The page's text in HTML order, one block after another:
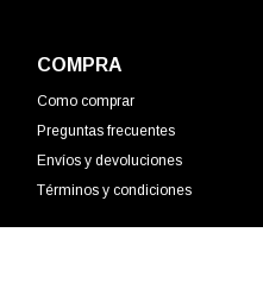
COMPRA
Como comprar
Preguntas frecuentes
Envíos y devoluciones
Términos y condiciones